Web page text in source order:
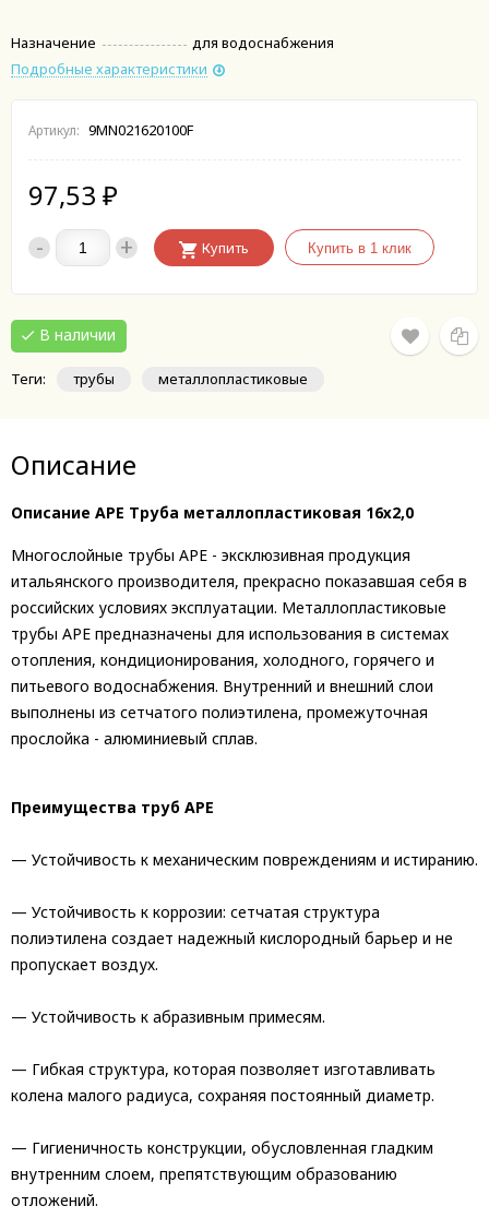
Назначение
для водоснабжения
Подробные характеристики
Артикул: 9MN021620100F
97,53 ₽
- + Купить
В наличии
Теги: трубы металлопластиковые
Описание
Описание APE Труба металлопластиковая 16х2,0
Многослойные трубы APE - эксклюзивная продукция
итальянского производителя, прекрасно показавшая себя в
российских условиях эксплуатации. Металлопластиковые
трубы APE предназначены для использования в системах
отопления, кондиционирования, холодного, горячего и
питьевого водоснабжения. Внутренний и внешний слои
выполнены из сетчатого полиэтилена, промежуточная
прослойка - алюминиевый сплав.
Преимущества труб APE
— Устойчивость к механическим повреждениям и истиранию.
— Устойчивость к коррозии: сетчатая структура
полиэтилена создает надежный кислородный барьер и не
пропускает воздух.
— Устойчивость к абразивным примесям.
— Гибкая структура, которая позволяет изготавливать
колена малого радиуса, сохраняя постоянный диаметр.
— Гигиеничность конструкции, обусловленная гладким
внутренним слоем, препятствующим образованию
отложений.